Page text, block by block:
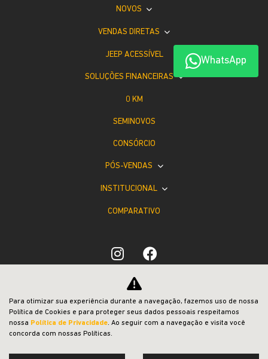
WhatsApp
NOVOS
VENDAS DIRETAS
JEEP ACESSÍVEL
SOLUÇÕES FINANCEIRAS
0 KM
SEMINOVOS
CONSÓRCIO
PÓS-VENDAS
INSTITUCIONAL
COMPARATIVO
Desacelere. Seu bem maior é a vida.
Para otimizar sua experiência durante a navegação, fazemos uso de nossa
Política de Cookies e para proteger seus dados pessoais respeitamos
nossa Política de Privacidade. Ao seguir com a navegação e visita você
concorda com nossas Políticas.